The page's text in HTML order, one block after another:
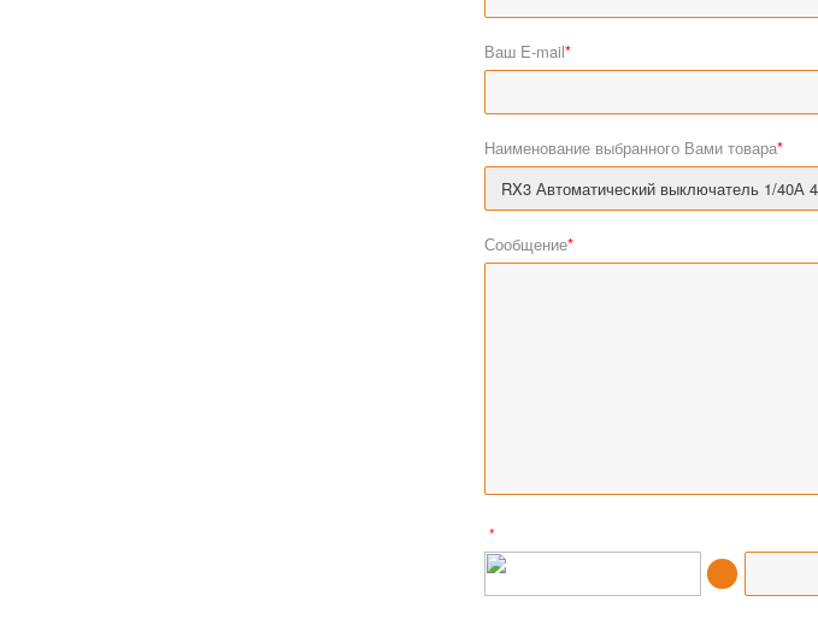
Ваш E-mail*
Наименование выбранного Вами товара*
Сообщение*
*